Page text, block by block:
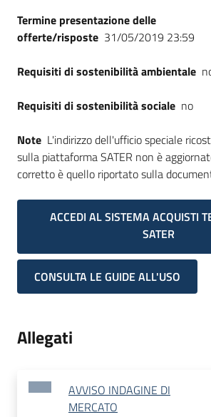
Termine presentazione delle
offerte/risposte 31/05/2019 23:59
Requisiti di sostenibilità ambientale
Requisiti di sostenibilità sociale no
Note L'indirizzo dell'ufficio speciale
sulla piattaforma SATER non è
corretto è quello riportato sulla
ACCEDI AL SISTEMA ACQUISTI
SATER
CONSULTA LE GUIDE ALL'USO
Allegati
AVVISO INDAGINE DI
MERCATO